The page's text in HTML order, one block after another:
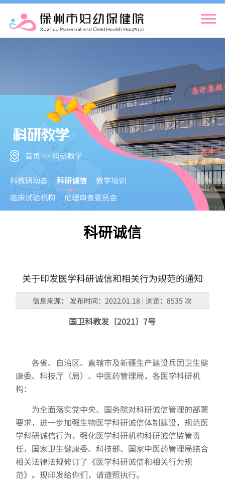
首页 >> 科研教学
科教研动态 科研诚信
教学培训
临床试验机构
伦理审查委员会
新技术新业务
科研诚信
关于印发医学科研诚信和相关行为规范的通知
信息来源： 发布时间：2022.01.18 | 浏览：8535 次
国卫科教发〔2021〕7号
各省、自治区、直辖市及新疆生产建设兵团卫生健
康委、科技厅（局）、中医药管理局，各医学科研机
构：
为全面落实党中央、国务院对科研诚信管理的部署
要求，进一步加强生物医学科研诚信体制建设，规范医
学科研诚信行为，强化医学科研机构科研诚信监管责
任，国家卫生健康委、科技部、国家中医药管理局结合
相关法律法规修订了《医学科研诚信和相关行为规
范》。现印发给你们，请遵照执行。